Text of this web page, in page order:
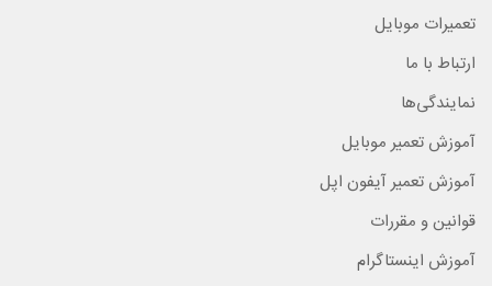
تعمیرات موبایل
ارتباط با ما
نمایندگی‌ها
آموزش تعمیر موبایل
آموزش تعمیر آیفون اپل
قوانین و مقررات
آموزش اینستاگرام